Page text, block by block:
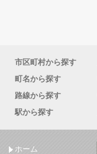
市区町村から探す
町名から探す
路線から探す
駅から探す
ホーム